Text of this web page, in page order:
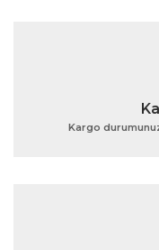
Ürün
Kargo